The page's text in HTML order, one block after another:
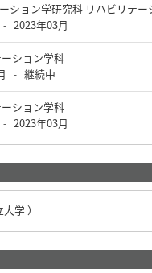
ション学研究科 リハビリテー
- 2023年03月
ション学科
- 継続中
ション学科
- 2023年03月
学 ）